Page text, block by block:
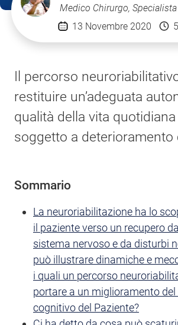
Medico Chirurgo,
13 Novembre 2020
Il percorso
restituire un’adeguata
qualità della vita
soggetto a deterioramento
Sommario
La neuroriabilitazione ha lo
il paziente verso un recupero
sistema nervoso e da disturbi
può illustrare dinamiche e
i quali un percorso
portare a un miglioramento
cognitivo del Paziente?